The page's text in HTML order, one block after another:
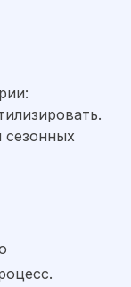
сезонных